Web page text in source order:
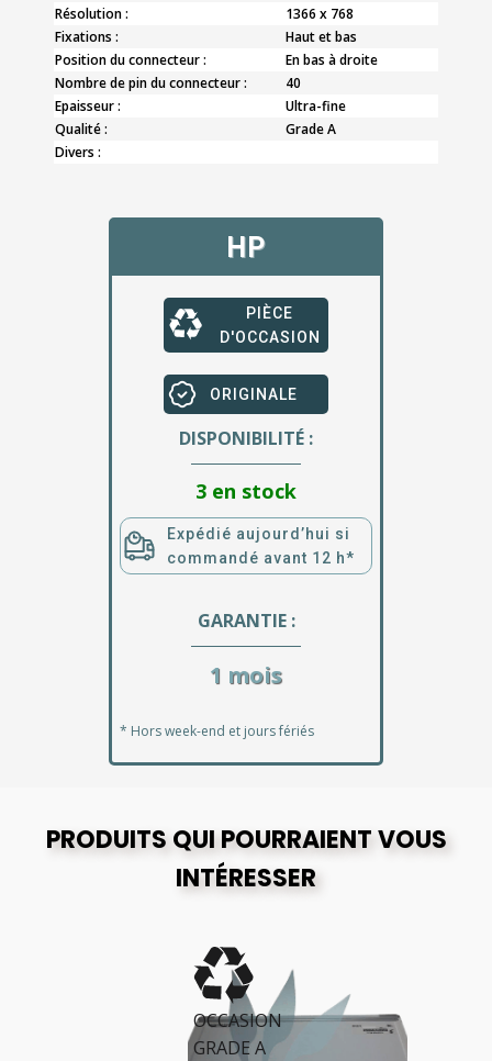
Résolution :
1366 x 768
Fixations :
Haut et bas
Position du connecteur :
En bas à droite
Nombre de pin du connecteur :
40
Epaisseur :
Ultra-fine
Qualité :
Grade A
Divers :
HP
PIÈCE
D'OCCASION
ORIGINALE
DISPONIBILITÉ :
3 en stock
Expédié aujourd’hui si
commandé avant 12 h*
GARANTIE :
1 mois
* Hors week-end et jours fériés
PRODUITS QUI POURRAIENT VOUS
INTÉRESSER
OCCASION
GRADE A